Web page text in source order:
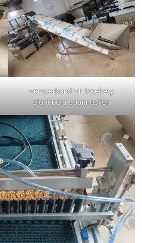
vervoerband vir kwekery
skinkbord saaimasjien